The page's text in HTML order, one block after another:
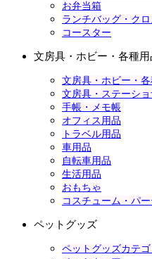
お弁当箱
ランチバッグ・クロ
コースター
文房具・ホビー・各種用
文房具・ホビー・
文房具・ステーシ
手帳・メモ帳
オフィス用品
トラベル用品
車用品
自転車用品
生活用品
おもちゃ
コスチューム・パ
ペットグッズ
ペットグッズカテ